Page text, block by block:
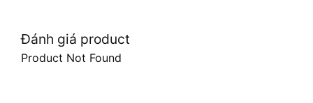
Đánh giá product
Product Not Found